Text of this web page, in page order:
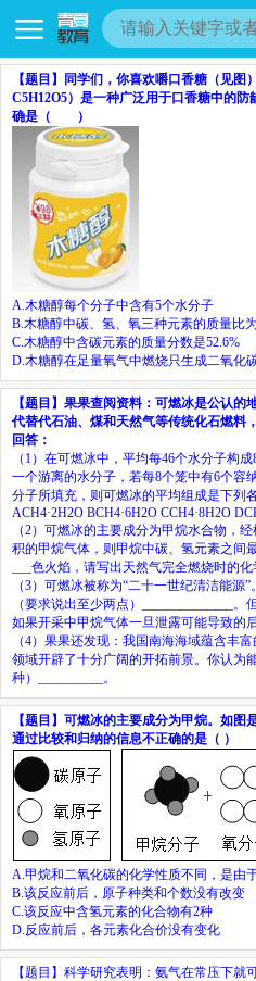
【题目】 同学们，你喜欢嚼口香糖（见图
C5H12O5）是一种广泛用于口香糖中的
确是（ ）
A. 木糖醇每个分子中含有5个水分子
B. 木糖醇中碳、氢、氧三种元素的质量比为
C. 木糖醇中含碳元素的质量分数是52.6%
D. 木糖醇在足量氧气中燃烧只生成二氧化
【题目】 果果查阅资料：可燃冰是公认的
代替代石油、煤和天然气等传统化石燃料
回答：
（ 1 ）在可燃冰中，平均每46个水分子构成
一个游离的水分子，若每8个笼中有6个容
分子所填充，则可燃冰的平均组成是下列
ACH4·2H2O BCH4·6H2O CCH4·8H2O
（2）可燃冰的主要成分为甲烷水合物，经
积的甲烷气体，则甲烷中碳、氢元素之间
色火焰，请写出天然气完全燃烧时的化
（3）可燃冰被称为“二十一世纪清洁能源
（要求说出至少两点）
。
如果开采中甲烷气体一旦泄露可能导致的
（4）果果还发现：我国南海海域蕴含丰
领域开辟了十分广阔的开拓前景。你认为
种）
。
【题目】 可燃冰的主要成分为甲烷。如图
通过比较和归纳的信息不正确的是（ ）
A. 甲烷和二氧化碳的化学性质不同，是由
B. 该反应前后，原子种类和个数没有改变
C. 该反应中含氢元素的化合物有2种
D. 反应前后，各元素化合价没有变化
【题目】 科学研究表明：氨气在常压下就